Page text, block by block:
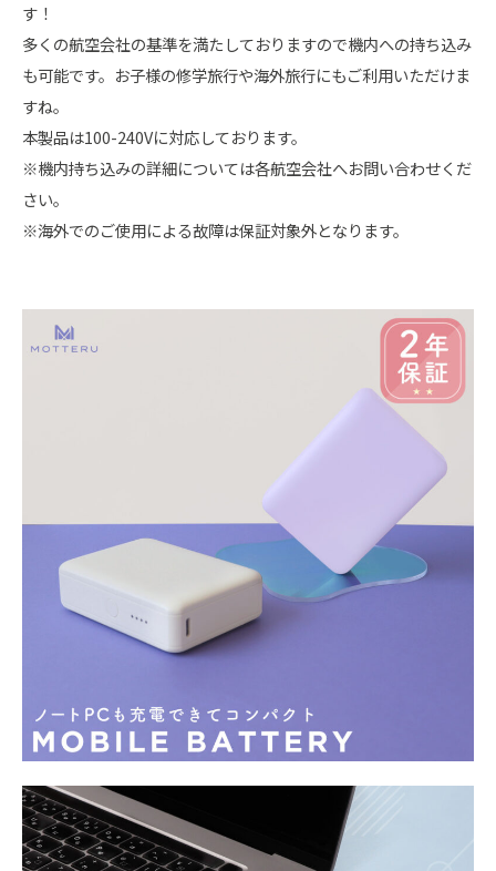
す！
多くの航空会社の基準を満たしておりますので機内への持ち込み
も可能です。お子様の修学旅行や海外旅行にもご利用いただけま
すね。
本製品は100-240Vに対応しております。
※機内持ち込みの詳細については各航空会社へお問い合わせくだ
さい。
※海外でのご使用による故障は保証対象外となります。